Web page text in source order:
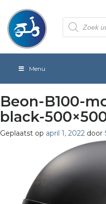
Producten
zoeken
Menu
Beon-B100-
black-
Geplaatst op april 1, 2022 door